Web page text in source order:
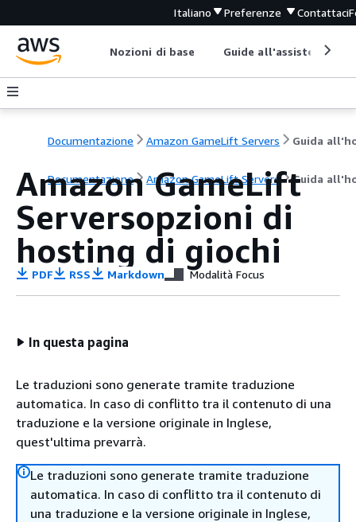
Italiano Preferenze Contattaci
Nozioni di base Guide all'assistenza
Documentazione Amazon GameLift Servers
Documentazione Amazon GameLift Servers Guida
Amazon GameLift
Serversopzioni di
hosting di giochi
PDF RSS Markdown Modalità Focus
In questa pagina
Le traduzioni sono generate tramite traduzione
automatica. In caso di conflitto tra il contenuto di una
traduzione e la versione originale in Inglese,
quest'ultima prevarrà.
Le traduzioni sono generate tramite traduzione
automatica. In caso di conflitto tra il contenuto di
una traduzione e la versione originale in Inglese,